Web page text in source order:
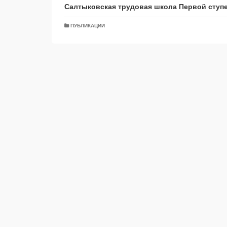
Салтыковская трудовая школа Первой
ПУБЛИКАЦИИ